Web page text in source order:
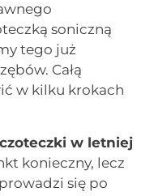
soniczną
tego już
Całą
w kilku krokach
w letniej
konieczny, lecz
się po